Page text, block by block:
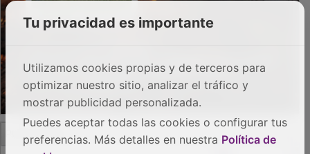
PUBLICIDAD
Tu privacidad es importante
Utilizamos cookies propias y de terceros para
optimizar nuestro sitio, analizar el tráfico y
mostrar publicidad personalizada.
Puedes aceptar todas las cookies o configurar tus
preferencias. Más detalles en nuestra Política de